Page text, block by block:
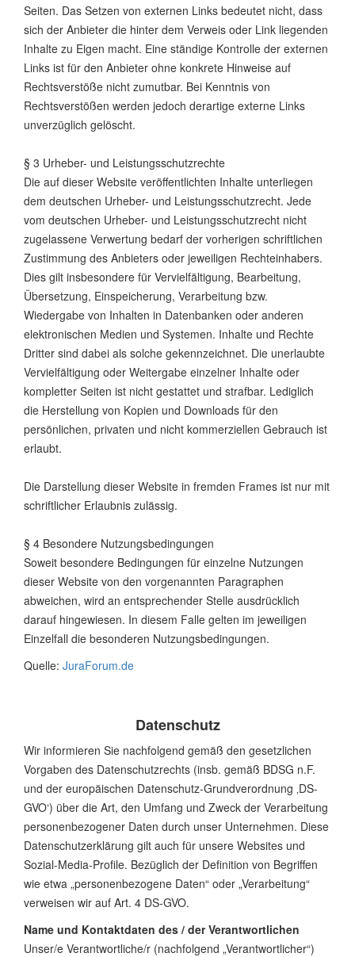
Seiten. Das Setzen von externen Links bedeutet nicht, dass
sich der Anbieter die hinter dem Verweis oder Link liegenden
Inhalte zu Eigen macht. Eine ständige Kontrolle der externen
Links ist für den Anbieter ohne konkrete Hinweise auf
Rechtsverstöße nicht zumutbar. Bei Kenntnis von
Rechtsverstößen werden jedoch derartige externe Links
unverzüglich gelöscht.
§ 3 Urheber- und Leistungsschutzrechte
Die auf dieser Website veröffentlichten Inhalte unterliegen
dem deutschen Urheber- und Leistungsschutzrecht. Jede
vom deutschen Urheber- und Leistungsschutzrecht nicht
zugelassene Verwertung bedarf der vorherigen schriftlichen
Zustimmung des Anbieters oder jeweiligen Rechteinhabers.
Dies gilt insbesondere für Vervielfältigung, Bearbeitung,
Übersetzung, Einspeicherung, Verarbeitung bzw.
Wiedergabe von Inhalten in Datenbanken oder anderen
elektronischen Medien und Systemen. Inhalte und Rechte
Dritter sind dabei als solche gekennzeichnet. Die unerlaubte
Vervielfältigung oder Weitergabe einzelner Inhalte oder
kompletter Seiten ist nicht gestattet und strafbar. Lediglich
die Herstellung von Kopien und Downloads für den
persönlichen, privaten und nicht kommerziellen Gebrauch ist
erlaubt.
Die Darstellung dieser Website in fremden Frames ist nur mit
schriftlicher Erlaubnis zulässig.
§ 4 Besondere Nutzungsbedingungen
Soweit besondere Bedingungen für einzelne Nutzungen
dieser Website von den vorgenannten Paragraphen
abweichen, wird an entsprechender Stelle ausdrücklich
darauf hingewiesen. In diesem Falle gelten im jeweiligen
Einzelfall die besonderen Nutzungsbedingungen.
Quelle: JuraForum.de
Datenschutz
Wir informieren Sie nachfolgend gemäß den gesetzlichen
Vorgaben des Datenschutzrechts (insb. gemäß BDSG n.F.
und der europäischen Datenschutz-Grundverordnung ‚DS-
GVO‘) über die Art, den Umfang und Zweck der Verarbeitung
personenbezogener Daten durch unser Unternehmen. Diese
Datenschutzerklärung gilt auch für unsere Websites und
Sozial-Media-Profile. Bezüglich der Definition von Begriffen
wie etwa „personenbezogene Daten“ oder „Verarbeitung“
verweisen wir auf Art. 4 DS-GVO.
Name und Kontaktdaten des / der Verantwortlichen
Unser/e Verantwortliche/r (nachfolgend „Verantwortlicher“)